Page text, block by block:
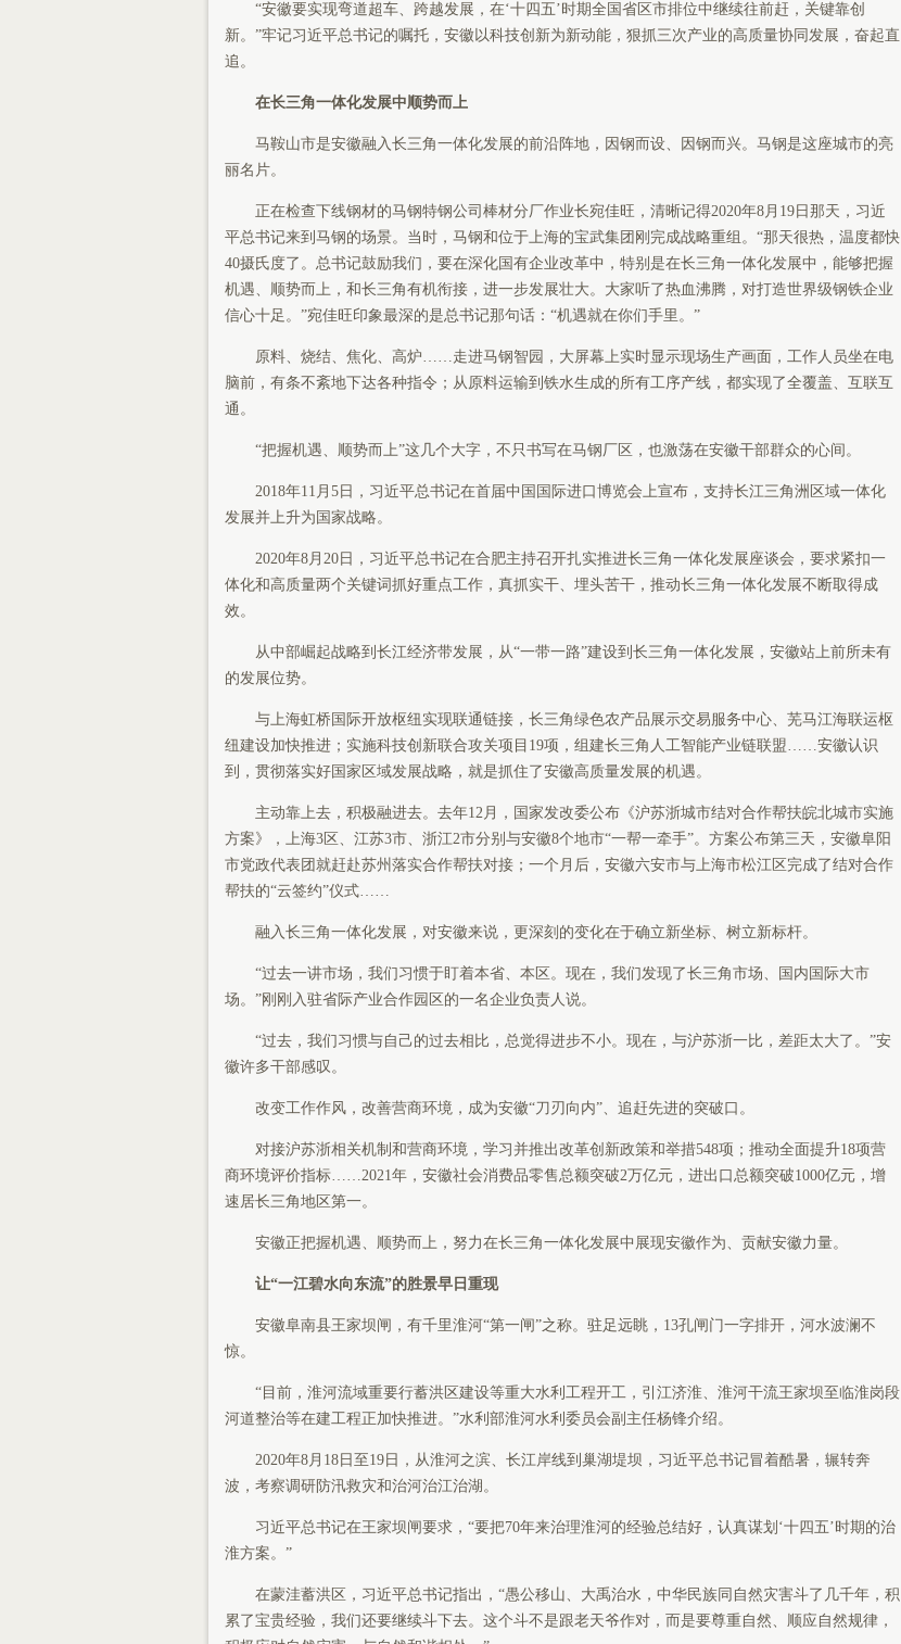
“安徽要实现弯道超车、跨越发展，在‘十四五’时期全国省区市排位中继续往前赶，关键靠创
新。”牢记习近平总书记的嘱托，安徽以科技创新为新动能，狠抓三次产业的高质量协同发展，奋起直
追。
在长三角一体化发展中顺势而上
马鞍山市是安徽融入长三角一体化发展的前沿阵地，因钢而设、因钢而兴。马钢是这座城市的亮
丽名片。
正在检查下线钢材的马钢特钢公司棒材分厂作业长宛佳旺，清晰记得2020年8月19日那天，习近
平总书记来到马钢的场景。当时，马钢和位于上海的宝武集团刚完成战略重组。“那天很热，温度都快
40摄氏度了。总书记鼓励我们，要在深化国有企业改革中，特别是在长三角一体化发展中，能够把握
机遇、顺势而上，和长三角有机衔接，进一步发展壮大。大家听了热血沸腾，对打造世界级钢铁企业
信心十足。”宛佳旺印象最深的是总书记那句话：“机遇就在你们手里。”
原料、烧结、焦化、高炉……走进马钢智园，大屏幕上实时显示现场生产画面，工作人员坐在电
脑前，有条不紊地下达各种指令；从原料运输到铁水生成的所有工序产线，都实现了全覆盖、互联互
通。
“把握机遇、顺势而上”这几个大字，不只书写在马钢厂区，也激荡在安徽干部群众的心间。
2018年11月5日，习近平总书记在首届中国国际进口博览会上宣布，支持长江三角洲区域一体化
发展并上升为国家战略。
2020年8月20日，习近平总书记在合肥主持召开扎实推进长三角一体化发展座谈会，要求紧扣一
体化和高质量两个关键词抓好重点工作，真抓实干、埋头苦干，推动长三角一体化发展不断取得成
效。
从中部崛起战略到长江经济带发展，从“一带一路”建设到长三角一体化发展，安徽站上前所未有
的发展位势。
与上海虹桥国际开放枢纽实现联通链接，长三角绿色农产品展示交易服务中心、芜马江海联运枢
纽建设加快推进；实施科技创新联合攻关项目19项，组建长三角人工智能产业链联盟……安徽认识
到，贯彻落实好国家区域发展战略，就是抓住了安徽高质量发展的机遇。
主动靠上去，积极融进去。去年12月，国家发改委公布《沪苏浙城市结对合作帮扶皖北城市实施
方案》，上海3区、江苏3市、浙江2市分别与安徽8个地市“一帮一牵手”。方案公布第三天，安徽阜阳
市党政代表团就赶赴苏州落实合作帮扶对接；一个月后，安徽六安市与上海市松江区完成了结对合作
帮扶的“云签约”仪式……
融入长三角一体化发展，对安徽来说，更深刻的变化在于确立新坐标、树立新标杆。
“过去一讲市场，我们习惯于盯着本省、本区。现在，我们发现了长三角市场、国内国际大市
场。”刚刚入驻省际产业合作园区的一名企业负责人说。
“过去，我们习惯与自己的过去相比，总觉得进步不小。现在，与沪苏浙一比，差距太大了。”安
徽许多干部感叹。
改变工作作风，改善营商环境，成为安徽“刀刃向内”、追赶先进的突破口。
对接沪苏浙相关机制和营商环境，学习并推出改革创新政策和举措548项；推动全面提升18项营
商环境评价指标……2021年，安徽社会消费品零售总额突破2万亿元，进出口总额突破1000亿元，增
速居长三角地区第一。
安徽正把握机遇、顺势而上，努力在长三角一体化发展中展现安徽作为、贡献安徽力量。
让“一江碧水向东流”的胜景早日重现
安徽阜南县王家坝闸，有千里淮河“第一闸”之称。驻足远眺，13孔闸门一字排开，河水波澜不
惊。
“目前，淮河流域重要行蓄洪区建设等重大水利工程开工，引江济淮、淮河干流王家坝至临淮岗段
河道整治等在建工程正加快推进。”水利部淮河水利委员会副主任杨锋介绍。
2020年8月18日至19日，从淮河之滨、长江岸线到巢湖堤坝，习近平总书记冒着酷暑，辗转奔
波，考察调研防汛救灾和治河治江治湖。
习近平总书记在王家坝闸要求，“要把70年来治理淮河的经验总结好，认真谋划‘十四五’时期的治
淮方案。”
在蒙洼蓄洪区，习近平总书记指出，“愚公移山、大禹治水，中华民族同自然灾害斗了几千年，积
累了宝贵经验，我们还要继续斗下去。这个斗不是跟老天爷作对，而是要尊重自然、顺应自然规律，